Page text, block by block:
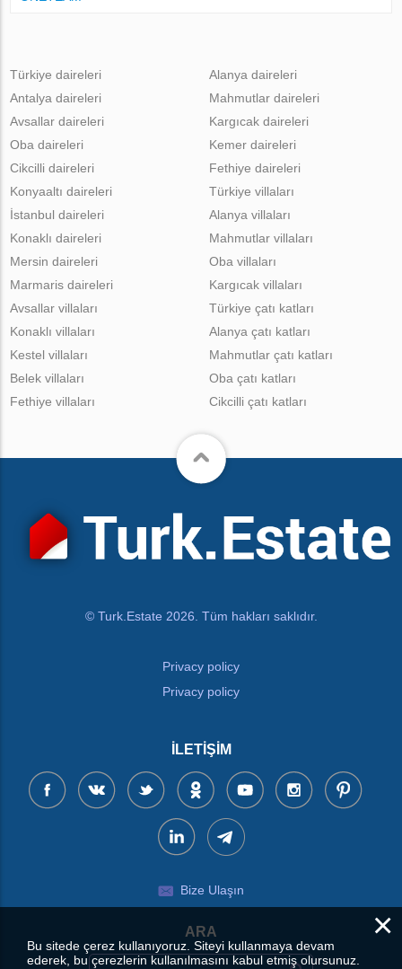
Türkiye daireleri
Antalya daireleri
Avsallar daireleri
Oba daireleri
Cikcilli daireleri
Alanya daireleri
Mahmutlar daireleri
Kargıcak daireleri
Kemer daireleri
Fethiye daireleri
Konyaaltı daireleri
İstanbul daireleri
Konaklı daireleri
Mersin daireleri
Marmaris daireleri
Türkiye villaları
Alanya villaları
Mahmutlar villaları
Oba villaları
Kargıcak villaları
Avsallar villaları
Konaklı villaları
Kestel villaları
Belek villaları
Fethiye villaları
Türkiye çatı katları
Alanya çatı katları
Mahmutlar çatı katları
Oba çatı katları
Cikcilli çatı katları
© Turk.Estate 2026. Tüm hakları saklıdır.
Privacy policy
Privacy policy
İLETIŞIM
Bize Ulaşın
ARA ×
Bu sitede çerez kullanıyoruz. Siteyi kullanmaya devam
ederek, bu çerezlerin kullanılmasını kabul etmiş olursunuz.